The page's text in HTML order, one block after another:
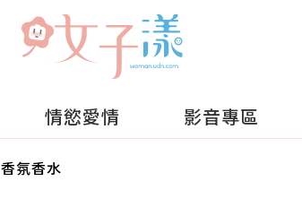
情慾愛情 影音專區
香氛香水